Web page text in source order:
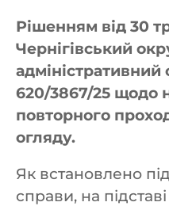
Рішенням від 30
Чернігівський
620/3867/25 щодо
повторного
огляду.
Як встановлено
справи, на